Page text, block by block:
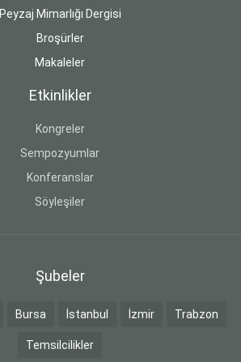
Peyzaj Mimarlığı Dergisi
Broşürler
Makaleler
Etkinlikler
Kongreler
Sempozyumlar
Konferanslar
Söyleşiler
Şubeler
Bursa İstanbul İzmir Trabzon
Temsilcilikler